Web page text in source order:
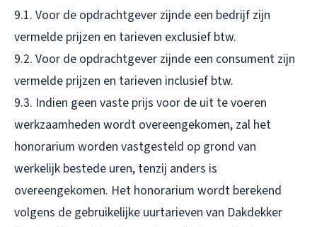
9.1. Voor de opdrachtgever zijnde een bedrijf zijn
vermelde prijzen en tarieven exclusief btw.
9.2. Voor de opdrachtgever zijnde een consument zijn
vermelde prijzen en tarieven inclusief btw.
9.3. Indien geen vaste prijs voor de uit te voeren
werkzaamheden wordt overeengekomen, zal het
honorarium worden vastgesteld op grond van
werkelijk bestede uren, tenzij anders is
overeengekomen. Het honorarium wordt berekend
volgens de gebruikelijke uurtarieven van Dakdekker